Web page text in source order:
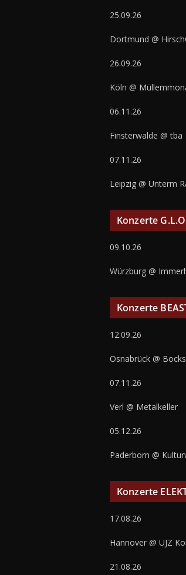
25.09.26
Dortmund @
26.09.26
Köln @
06.11.26
Finsterwalde @ tba
07.11.26
Leipzig @ Unterm
Konzerte
09.10.26
Würzburg @
Konzerte
12.09.26
Osnabrück @
07.11.26
Verl @ Metalkeller
05.12.26
Paderborn @
Konzerte
17.08.26
Hannover @ UJZ
21.08.26